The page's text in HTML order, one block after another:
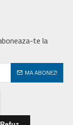
te la
MA ABONEZ!